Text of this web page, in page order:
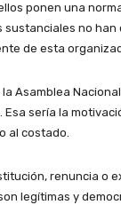
ponen una
sustanciales no han
de esta
Asamblea
Esa sería la
al costado.
renuncia o
legítimas y